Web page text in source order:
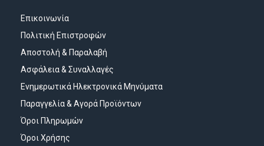
Επικοινωνία
Πολιτική Επιστροφών
Αποστολή & Παραλαβή
Ασφάλεια & Συναλλαγές
Ενημερωτικά Ηλεκτρονικά Μηνύματα
Παραγγελία & Αγορά Προϊόντων
Όροι Πληρωμών
Όροι Χρήσης